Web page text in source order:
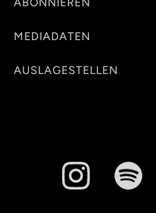
MEDIADATEN
AUSLAGESTELLEN